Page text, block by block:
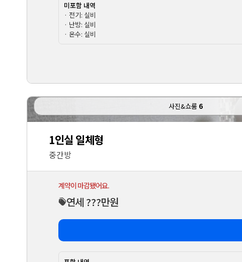
미포함 내역
· 전기: 실비
· 난방: 실비
· 온수: 실비
사진&쇼룸 6
1인실 일체형
중간방
계약이 마감됐어요.
연세 ???만원